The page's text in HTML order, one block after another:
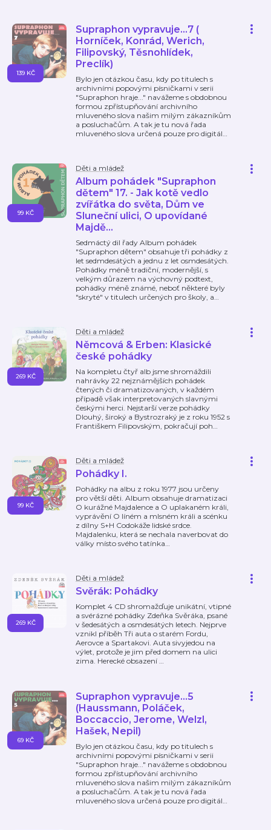
Supraphon vypravuje...7 (
Horníček, Konrád, Werich,
Filipovský, Těsnohlídek,
Preclík)
Bylo jen otázkou času, kdy po titulech s
archivními popovými písničkami v serii
"Supraphon hraje..." navážeme s obdobnou
formou zpřístupňování archivního
mluveného slova našim milým zákazníkům
a posluchačům. A tak je tu nová řada
mluveného slova určená pouze pro digitál…
139 KČ
Děti a mládež
Album pohádek "Supraphon
dětem" 17. - Jak kotě vedlo
zvířátka do světa, Dům ve
Sluneční ulici, O upovídané
Majdě...
Sedmáctý dil řady Album pohádek
"Supraphon dětem" obsahuje tři pohádky z
let sedmdesátých a jednu z let osmdesátých.
Pohádky méně tradiční, modernější, s
velkým důrazem na výchovný podtext,
pohádky méně známé, neboť některé byly
"skryté" v titulech určených pro školy, a…
99 KČ
Děti a mládež
Němcová & Erben: Klasické
české pohádky
Na kompletu čtyř alb jsme shromáždili
nahrávky 22 nejznámějších pohádek
čtených či dramatizovaných, v každém
případě však interpretovaných slavnými
českými herci. Nejstarší verze pohádky
Dlouhý, široký a Bystrozraký je z roku 1952 s
Františkem Filipovským, pokračují poh…
269 KČ
Děti a mládež
Pohádky I.
Pohádky na albu z roku 1977 jsou určeny
pro větší děti. Album obsahuje dramatizaci
O kurážné Majdalence a O uplakaném králi,
vyprávění O líném a mlsném králi a scénku
z dílny S+H Codokáže lidské srdce.
Majdalenku, která se nechala naverbovat do
války místo svého tatínka…
99 KČ
Děti a mládež
Svěrák: Pohádky
Komplet 4 CD shromažďuje unikátní, vtipné
a svérázné pohádky Zdeňka Svěráka, psané
v šedesátých a osmdesátých letech. Nejprve
vznikl příběh Tři auta o starém Fordu,
Aerovce a Spartakovi. Auta sivyjedou na
výlet, protože je jim před domem na ulici
zima. Herecké obsazení …
269 KČ
Supraphon vypravuje...5
(Haussmann, Poláček,
Boccaccio, Jerome, Welzl,
Hašek, Nepil)
Bylo jen otázkou času, kdy po titulech s
archivními popovými písničkami v serii
"Supraphon hraje..." navážeme s obdobnou
formou zpřístupňování archivního
mluveného slova našim milým zákazníkům
a posluchačům. A tak je tu nová řada
mluveného slova určená pouze pro digitál…
69 KČ